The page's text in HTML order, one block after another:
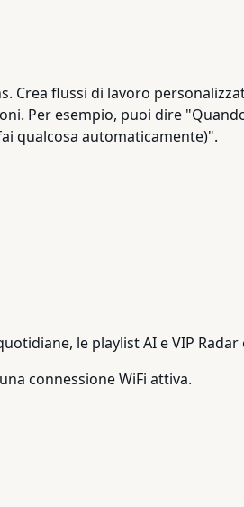
Crea flussi di lavoro
Per esempio, puoi dire
qualcosa automaticamente)".
le playlist AI e VIP
connessione WiFi attiva.